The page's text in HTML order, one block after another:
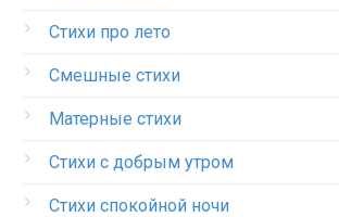
Стихи про лето
Смешные стихи
Матерные стихи
Стихи с добрым утром
Стихи спокойной ночи